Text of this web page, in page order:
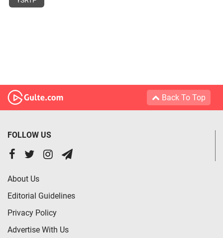
Back To Top
FOLLOW US
About Us
Editorial Guidelines
Privacy Policy
Advertise With Us